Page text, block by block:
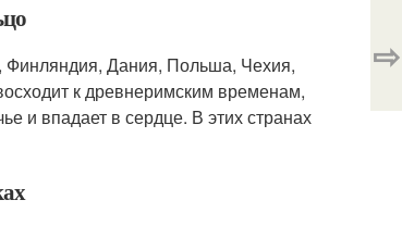
Финляндия, Дания, Польша, Чехия,
к древнеримским временам,
и впадает в сердце. В этих странах
⇨